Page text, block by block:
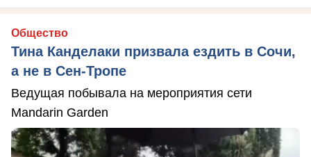
Общество
Тина Канделаки призвала ездить в Сочи,
а не в Сен-Тропе
Ведущая побывала на мероприятия сети
Mandarin Garden